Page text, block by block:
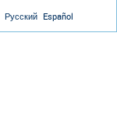
Русский Español